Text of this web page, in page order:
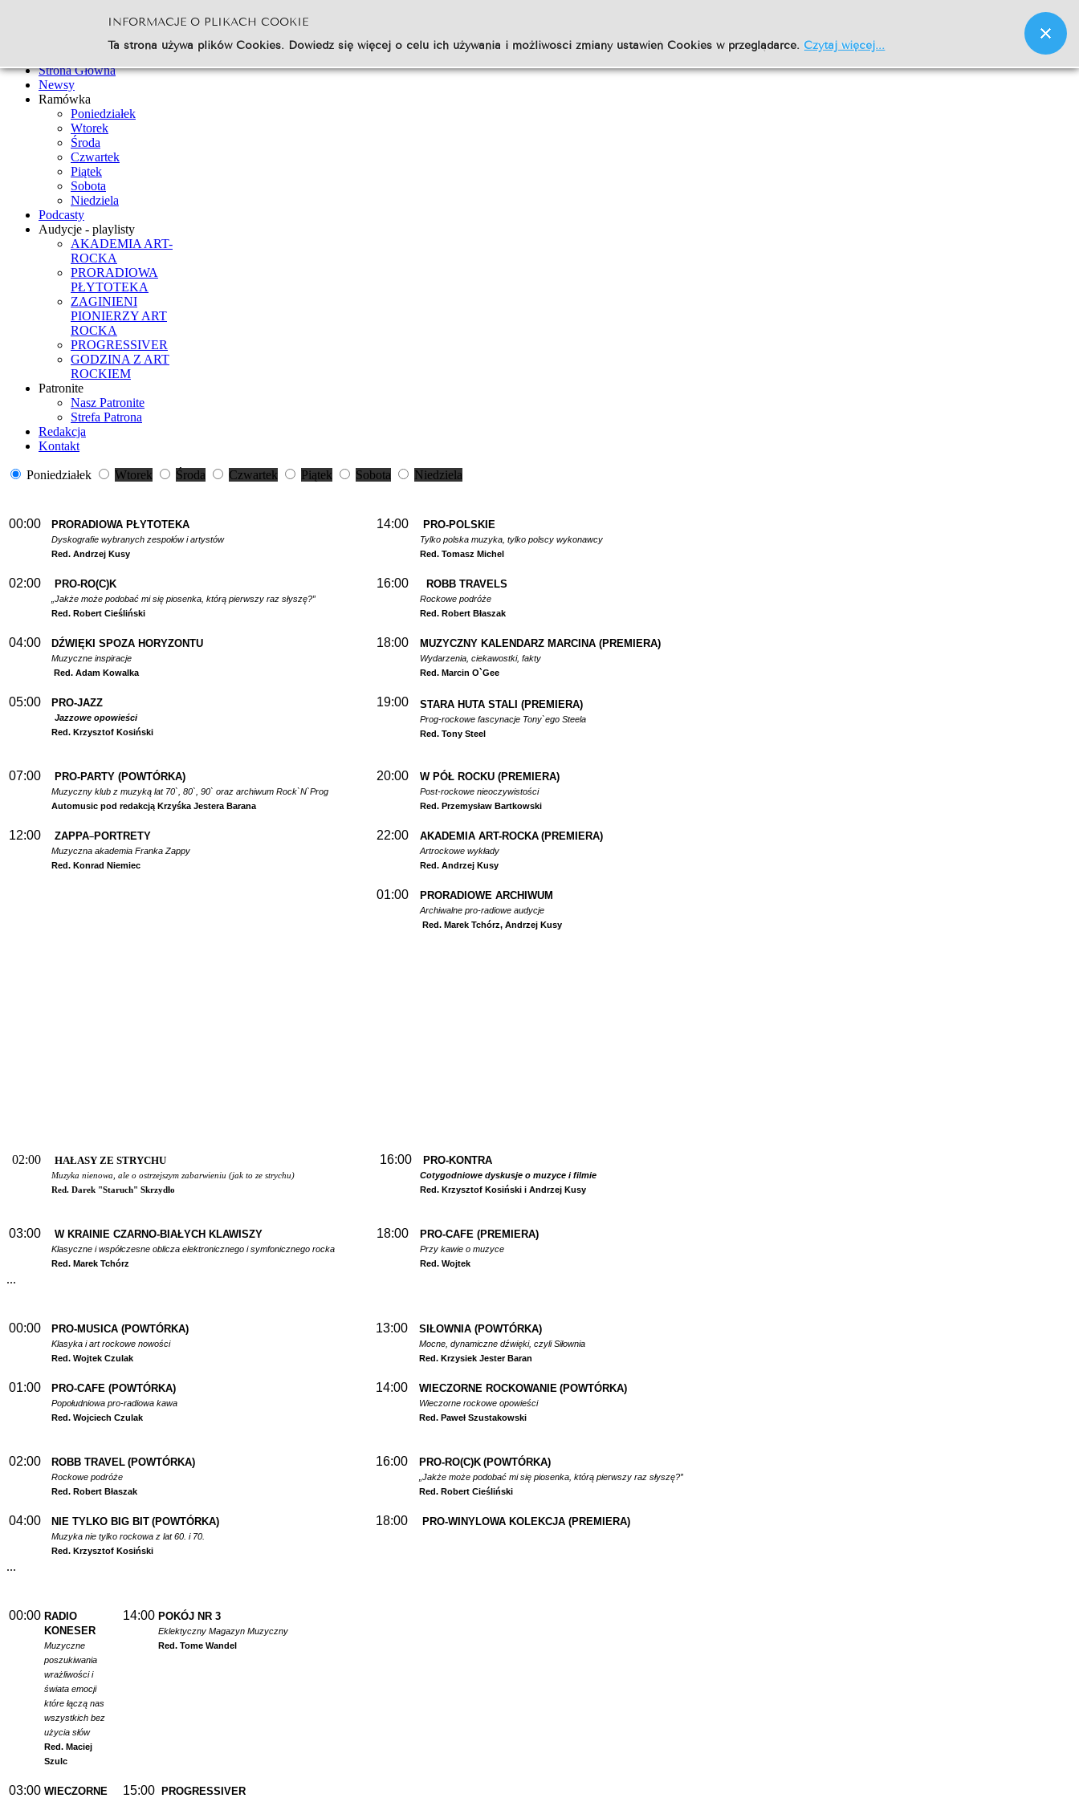
Go
Strona Główna
Newsy
Ramówka
Poniedziałek
Wtorek
Środa
Czwartek
Piątek
Sobota
Niedziela
Podcasty
Audycje - playlisty
AKADEMIA ART-
ROCKA
PRORADIOWA
PŁYTOTEKA
ZAGINIENI
PIONIERZY ART
ROCKA
PROGRESSIVER
GODZINA Z ART
ROCKIEM
Patronite
Nasz Patronite
Strefa Patrona
Redakcja
Kontakt
Poniedziałek Wtorek Środa Czwartek Piątek Sobota Niedziela
00:00 PRORADIOWA PŁYTOTEKA
Dyskografie wybranych zespołów i artystów
Red. Andrzej Kusy
14:00 PRO-POLSKIE
Tylko polska muzyka, tylko polscy wykonawcy
Red. Tomasz Michel
02:00 PRO-RO(C)K
„Jakże może podobać mi się piosenka, którą pierwszy raz słyszę?”
Red. Robert Cieśliński
16:00 ROBB TRAVELS
Rockowe podróże
Red. Robert Błaszak
04:00 DŹWIĘKI SPOZA HORYZONTU
Muzyczne inspiracje
Red. Adam Kowalka
18:00 MUZYCZNY KALENDARZ MARCINA (PREMIERA)
Wydarzenia, ciekawostki, fakty
Red. Marcin O`Gee
05:00 PRO-JAZZ
Jazzowe opowieści
Red. Krzysztof Kosiński
19:00 STARA HUTA STALI (PREMIERA)
Prog-rockowe fascynacje Tony`ego Steela
Red. Tony Steel
07:00 PRO-PARTY (POWTÓRKA)
Muzyczny klub z muzyką lat 70`, 80`, 90` oraz archiwum Rock`N`Prog
Automusic pod redakcją Krzyśka Jestera Barana
20:00 W PÓŁ ROCKU (PREMIERA)
Post-rockowe nieoczywistości
Red. Przemysław Bartkowski
12:00 ZAPPA–PORTRETY
Muzyczna akademia Franka Zappy
Red. Konrad Niemiec
22:00 AKADEMIA ART-ROCKA (PREMIERA)
Artrockowe wykłady
Red. Andrzej Kusy
01:00 PRORADIOWE ARCHIWUM
Archiwalne pro-radiowe audycje
Red. Marek Tchórz, Andrzej Kusy
02:00 HAŁASY ZE STRYCHU
Muzyka nienowa, ale o ostrzejszym zabarwieniu (jak to ze strychu)
Red. Darek "Staruch" Skrzydło
16:00 PRO-KONTRA
Cotygodniowe dyskusje o muzyce i filmie
Red. Krzysztof Kosiński i Andrzej Kusy
03:00 W KRAINIE CZARNO-BIAŁYCH KLAWISZY
Klasyczne i współczesne oblicza elektronicznego i symfonicznego rocka
Red. Marek Tchórz
18:00 PRO-CAFE (PREMIERA)
Przy kawie o muzyce
Red. Wojtek
...
00:00 PRO-MUSICA (POWTÓRKA)
Klasyka i art rockowe nowości
Red. Wojtek Czulak
13:00 SIŁOWNIA (POWTÓRKA)
Mocne, dynamiczne dźwięki, czyli Siłownia
Red. Krzysiek Jester Baran
01:00 PRO-CAFE (POWTÓRKA)
Popołudniowa pro-radiowa kawa
Red. Wojciech Czulak
14:00 WIECZORNE ROCKOWANIE (POWTÓRKA)
Wieczorne rockowe opowieści
Red. Paweł Szustakowski
02:00 ROBB TRAVEL (POWTÓRKA)
Rockowe podróże
Red. Robert Błaszak
16:00 PRO-RO(C)K (POWTÓRKA)
„Jakże może podobać mi się piosenka, którą pierwszy raz słyszę?”
Red. Robert Cieśliński
04:00 NIE TYLKO BIG BIT (POWTÓRKA)
Muzyka nie tylko rockowa z lat 60. i 70.
Red. Krzysztof Kosiński
18:00 PRO-WINYLOWA KOLEKCJA (PREMIERA)
...
00:00 RADIO
KONESER
Muzyczne
poszukiwania
wrażliwości i
świata emocji
które łączą nas
wszystkich bez
użycia słów
Red. Maciej
Szulc
14:00 POKÓJ NR 3
Eklektyczny Magazyn Muzyczny
Red. Tome Wandel
03:00 WIECZORNE
15:00 PROGRESSIVER
INFORMACJE O PLIKACH COOKIE
Ta strona używa plików Cookies. Dowiedz się więcej o celu ich używania i możliwości zmiany ustawień Cookies w przeglądarce.Czytaj więcej...